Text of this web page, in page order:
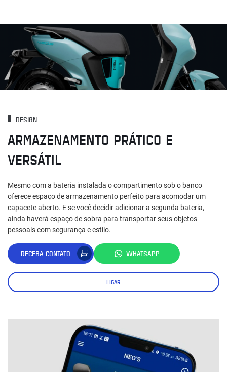
DESIGN
ARMAZENAMENTO PRÁTICO E
VERSÁTIL
Mesmo com a bateria instalada o compartimento sob o banco
oferece espaço de armazenamento perfeito para acomodar um
capacete aberto. E se você decidir adicionar a segunda bateria,
ainda haverá espaço de sobra para transportar seus objetos
pessoais com segurança e estilo.
RECEBA CONTATO WHATSAPP
LIGAR